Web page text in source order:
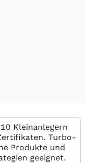
Kleinanlegern
Turbo-
Produkte und
geeignet.